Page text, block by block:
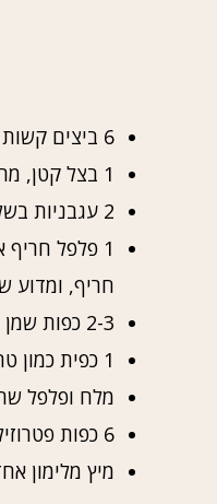
6 ביצים קשות
1 בצל קטן, מרוסק דק
2 עגבניות בשלות, קצוצות גס
1 פלפל
חריף, ומדוע
2-3 כפות שמן זית איכותי
1 כפית כמון טחון
מלח ופלפל
6 כפות פטרוזיליה קצוצה
מיץ מלימון